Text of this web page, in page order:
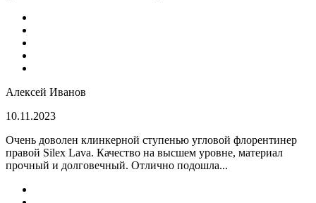
Алексей Иванов
10.11.2023
Очень доволен клинкерной ступенью угловой флорентинер
правой Silex Lava. Качество на высшем уровне, материал
прочный и долговечный. Отлично подошла...